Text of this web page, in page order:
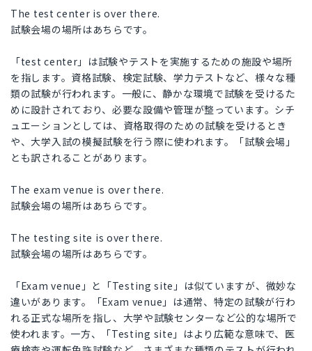
The test center is over there.
試験会場の場所はあちらです。
「test center」は試験やテストを実施するための施設や場所
を指します。資格試験、検定試験、学力テストなど、様々な種
類の試験が行われます。一般に、静かな環境で試験を受けるた
めに設計されており、必要な設備や管理が整っています。シチ
ュエーションとしては、資格取得のための試験を受けるとき
や、大学入試の模擬試験を行う際に使われます。「試験会場」
とも訳されることがあります。
The exam venue is over there.
試験会場の場所はあちらです。
The testing site is over there.
試験会場の場所はあちらです。
「Exam venue」と「Testing site」は似ていますが、微妙な
違いがあります。「Exam venue」は通常、特定の試験が行わ
れる正式な場所を指し、大学や試験センターなど公的な場所で
使われます。一方、「Testing site」はより広範な意味で、医